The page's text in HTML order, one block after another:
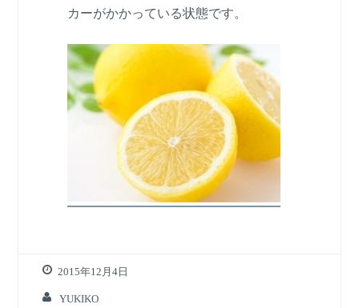
カーがかかっている状態です。
2015年12月4日
YUKIKO